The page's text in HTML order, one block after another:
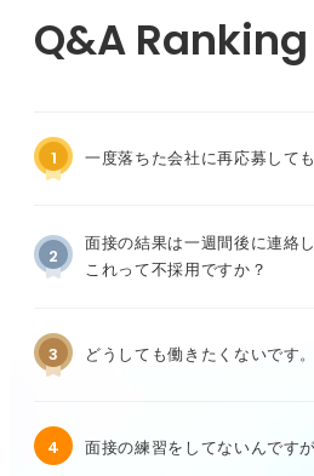
1 一度落ちた会社に再応募して
2
面接の結果は一週間後に連絡
これって不採用ですか？
3 どうしても働きたくないです
4 面接の練習をしてないんです